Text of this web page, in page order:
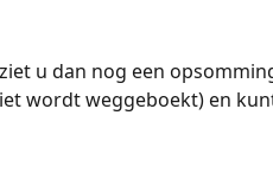
u dan nog een
wordt weggeboekt) en